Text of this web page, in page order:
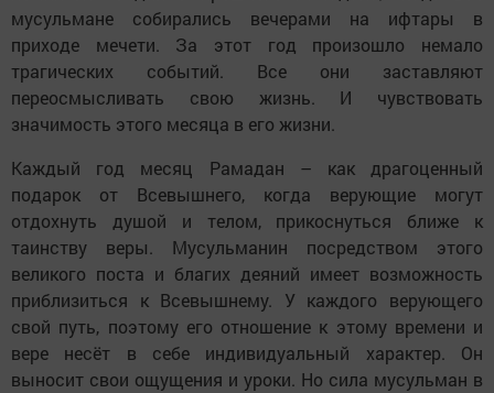
мусульмане собирались вечерами на ифтары в
приходе мечети. За этот год произошло немало
трагических событий. Все они заставляют
переосмысливать свою жизнь. И чувствовать
значимость этого месяца в его жизни.
Каждый год месяц Рамадан – как драгоценный
подарок от Всевышнего, когда верующие могут
отдохнуть душой и телом, прикоснуться ближе к
таинству веры. Мусульманин посредством этого
великого поста и благих деяний имеет возможность
приблизиться к Всевышнему. У каждого верующего
свой путь, поэтому его отношение к этому времени и
вере несёт в себе индивидуальный характер. Он
выносит свои ощущения и уроки. Но сила мусульман в